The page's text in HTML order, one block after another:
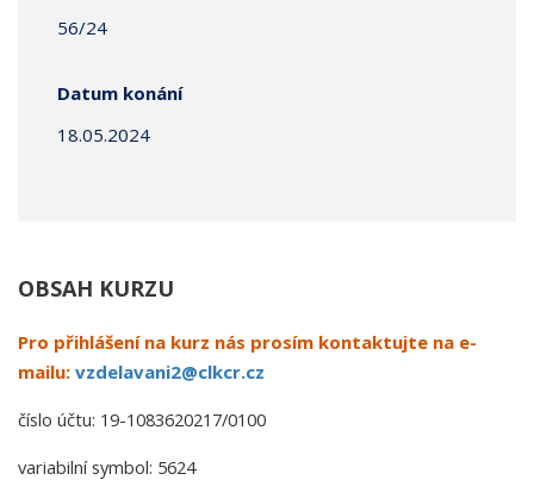
56/24
Datum konání
18.05.2024
OBSAH KURZU
Pro přihlášení na kurz nás prosím kontaktujte na e-
mailu: vzdelavani2@clkcr.cz
číslo účtu: 19-1083620217/0100
variabilní symbol: 5624